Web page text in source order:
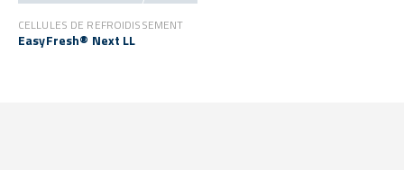
CELLULES DE REFROIDISSEMENT
EasyFresh® Next LL